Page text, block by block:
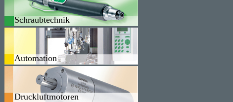
Schraubtechnik
Automation
Druckluftmotoren